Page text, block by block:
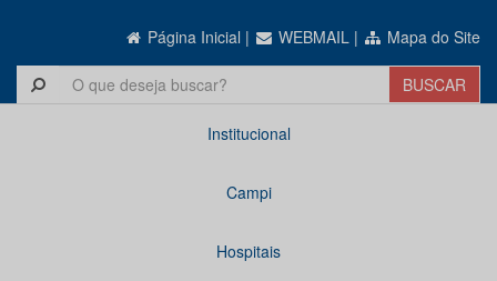
Página Inicial | WEBMAIL | Mapa do Site
Institucional
Campi
Hospitais